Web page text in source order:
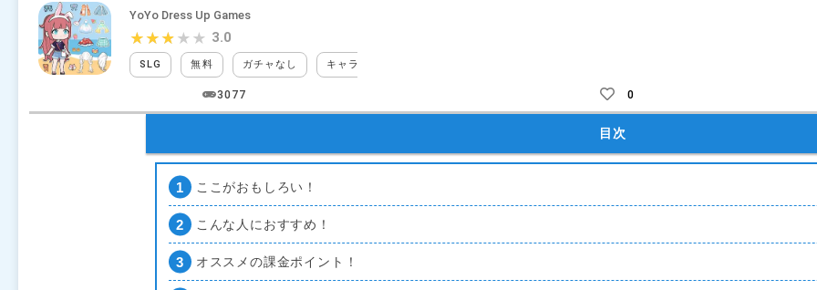
YoYo Dress Up Games
SLG 無料 ガチャなし キャラクタークリエイト
★★★★★
★★★★★ 3.0
3077 0
目次
ここがおもしろい！
こんな人におすすめ！
オススメの課金ポイント！